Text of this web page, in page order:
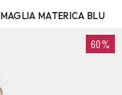
MAGLIA MATERICA BLU
60%